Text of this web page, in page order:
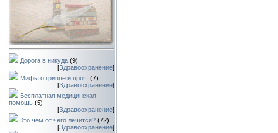
Дорога в никуда (9)
[Здравоохранение]
Мифы о гриппе и проч. (7)
[Здравоохранение]
Бесплатная медицинская
помощь (5)
[Здравоохранение]
Кто чем от чего лечится? (72)
[Здравоохранение]